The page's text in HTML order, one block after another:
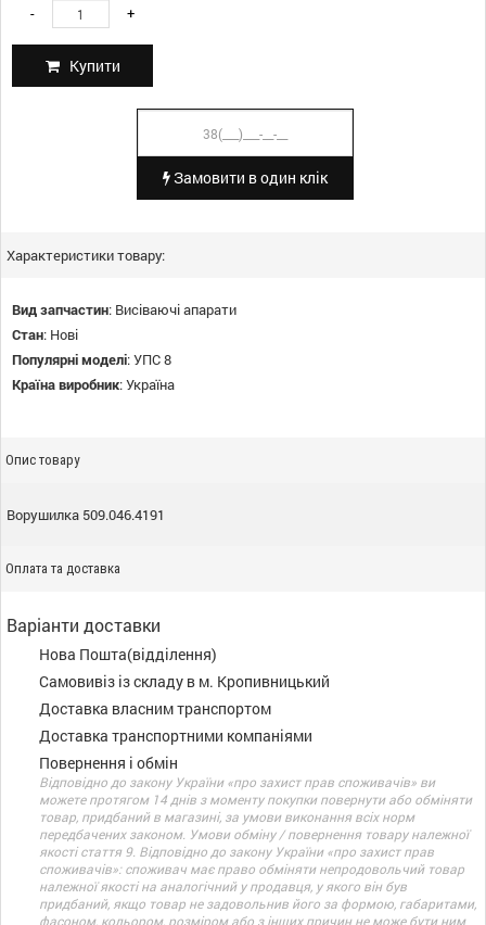
- +
Купити
Замовити в один клік
Характеристики товару:
Вид запчастин: Висіваючі апарати
Стан: Нові
Популярні моделі:УПС 8
Країна виробник:Україна
Опис товару
Ворушилка 509.046.4191
Оплата та доставка
Варіанти доставки
Нова Пошта(відділення)
Самовивіз із складу в м. Кропивницький
Доставка власним транспортом
Доставка транспортними компаніями
Повернення і обмін
Відповідно до закону України «про захист прав споживачів» ви
можете протягом 14 днів з моменту покупки повернути або обміняти
товар, придбаний в магазині, за умови виконання всіх норм
передбачених законом. Умови обміну / повернення товару належної
якості стаття 9. Відповідно до закону України «про захист прав
споживачів»: споживач має право обміняти непродовольчий товар
належної якості на аналогічний у продавця, у якого він був
придбаний, якщо товар не задовольнив його за формою, габаритами,
фасоном, кольором, розміром або з інших причин не може бути ним